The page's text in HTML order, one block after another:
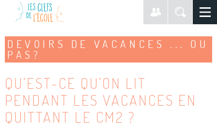
DEVOIRS DE VACANCES ... OU
PAS?
QU’EST-CE QU’ON LIT
PENDANT LES VACANCES EN
QUITTANT LE CM2 ?